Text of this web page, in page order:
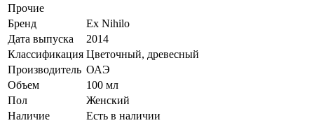
Прочие
Бренд
Ex Nihilo
Дата выпуска
2014
Классификация Цветочный, древесный
Производитель ОАЭ
Объем
100 мл
Пол
Женский
Наличие
Есть в наличии